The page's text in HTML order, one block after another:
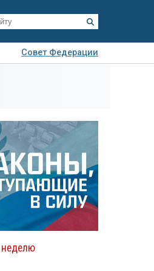
Совет Федерации
неделю